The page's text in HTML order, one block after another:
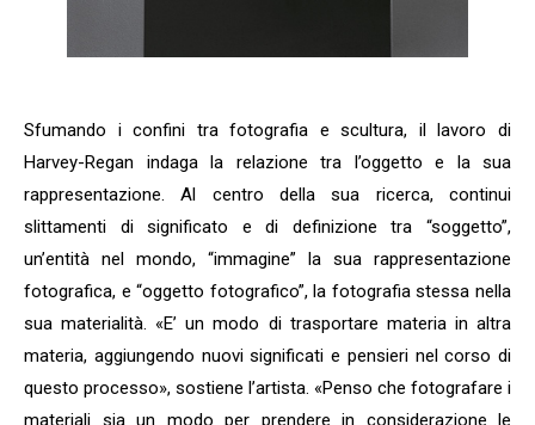
Sfumando i confini tra fotografia e scultura, il lavoro di
Harvey-Regan indaga la relazione tra l’oggetto e la sua
rappresentazione. Al centro della sua ricerca, continui
slittamenti di significato e di definizione tra “soggetto”,
un’entità nel mondo, “immagine” la sua rappresentazione
fotografica, e “oggetto fotografico”, la fotografia stessa nella
sua materialità. «E’ un modo di trasportare materia in altra
materia, aggiungendo nuovi significati e pensieri nel corso di
questo processo», sostiene l’artista. «Penso che fotografare i
materiali sia un modo per prendere in considerazione le